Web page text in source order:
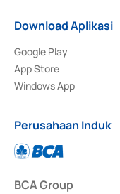
Download Aplikasi
Google Play
App Store
Windows App
Perusahaan Induk
BCA Group